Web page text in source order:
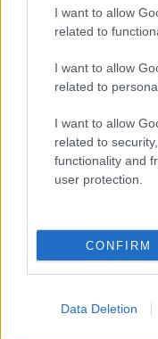
I want to allow
related to
I want to allow
related to
I want to allow
related to
functionality and
user protection.
CONFIRM
Data Deletion
Autópiac